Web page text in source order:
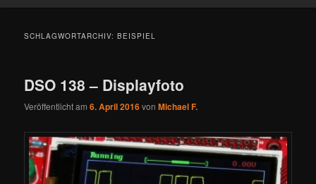
SCHLAGWORTARCHIV:BEISPIEL
DSO 138 – Displayfoto
Veröffentlicht am6. April 2016vonMichael F.